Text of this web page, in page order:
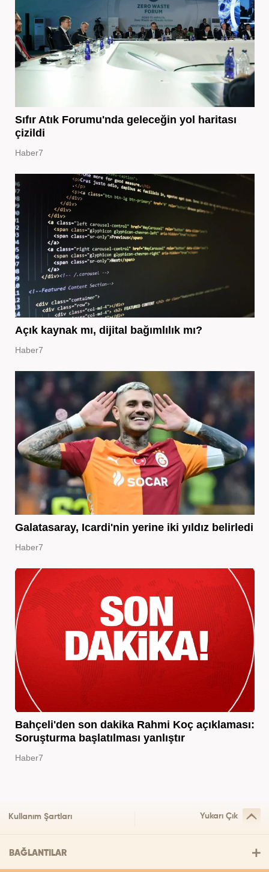
Sıfır Atık Forumu'nda geleceğin yol haritası
çizildi
Haber7
Açık kaynak mı, dijital bağımlılık mı?
Haber7
Galatasaray, Icardi'nin yerine iki yıldız belirledi
Haber7
Bahçeli'den son dakika Rahmi Koç açıklaması:
Soruşturma başlatılması yanlıştır
Haber7
Kullanım Şartları Yukarı Çık
BAĞLANTILAR